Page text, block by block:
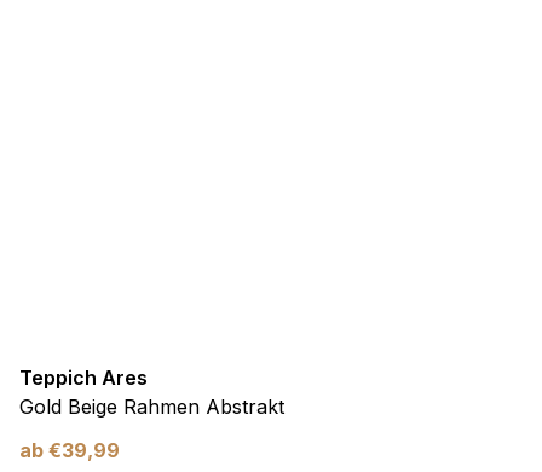
Teppich Ares
Gold Beige Rahmen Abstrakt
ab €39,99